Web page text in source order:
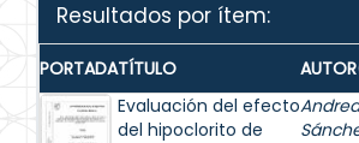
Resultados por ítem:
PORTADATÍTULO
Evaluación del efecto
del hipoclorito de
Andrea